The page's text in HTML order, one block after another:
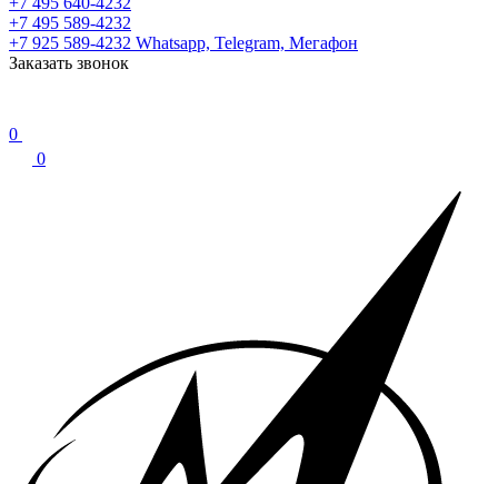
+7 495 589-4232
+7 925 589-4232 Whatsapp, Telegram, Мегафон
Заказать звонок
0
0